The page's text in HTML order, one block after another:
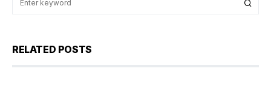
RELATED POSTS